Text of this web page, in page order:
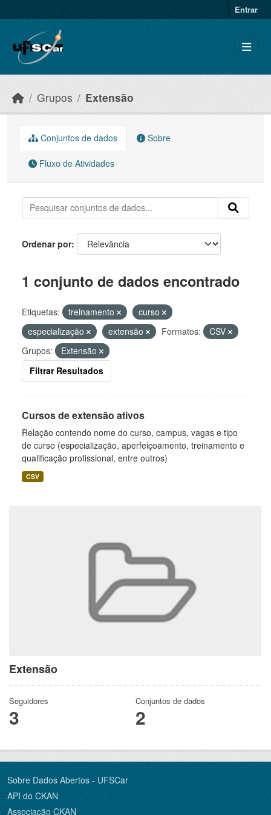
Entrar
Grupos Extensão
Extensão
Seguidores
3
Conjuntos de dados
2
Conjuntos de dados Sobre
Fluxo de Atividades
Ordenar por
1 conjunto de dados encontrado
Etiquetas: treinamento
curso
especialização
extensão Formatos:
CSV
Grupos:
Extensão
Filtrar Resultados
Cursos de extensão ativos
Relação contendo nome do curso, campus, vagas e tipo
de curso (especialização, aperfeiçoamento, treinamento e
qualificação profissional, entre outros)
CSV
Sobre Dados Abertos - UFSCar
API do CKAN
Associação CKAN